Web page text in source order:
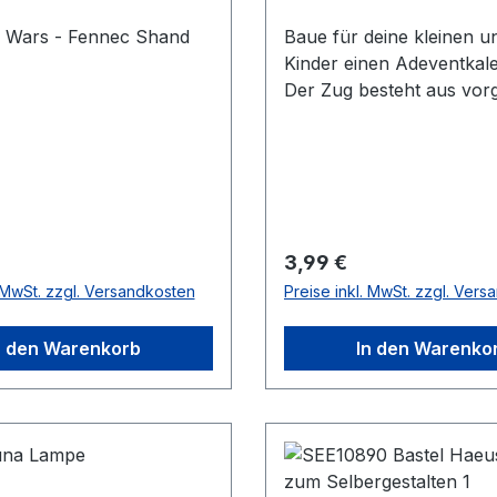
- Fennec Shand
zzgl. Versandkosten
den Warenkorb
Baue für deine kleinen
Kinder einen
Der Zug besteht aus
Regulärer Preis:
3,99 €
Preise inkl. MwSt. zzgl.
In den